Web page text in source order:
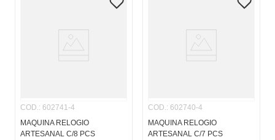
COD.: 602741-4
MAQUINA RELOGIO
ARTESANAL C/8 PCS
COD.: 602740-4
MAQUINA RELOGIO
ARTESANAL C/7 PCS